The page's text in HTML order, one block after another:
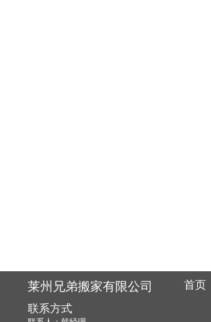
莱州兄弟搬家有限公司
联系方式
首页